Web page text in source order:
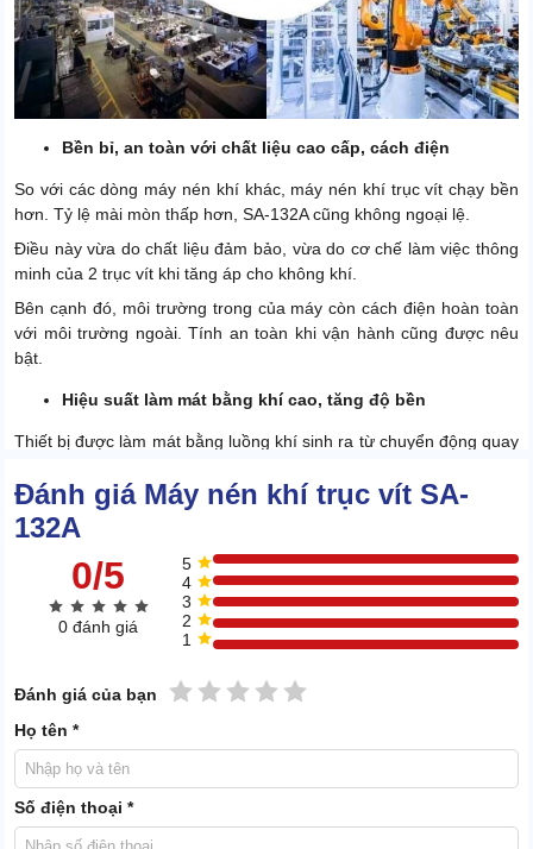
Bền bỉ, an toàn với chất liệu cao cấp, cách điện
So với các dòng máy nén khí khác, máy nén khí trục vít chạy bền
hơn. Tỷ lệ mài mòn thấp hơn, SA-132A cũng không ngoại lệ.
Điều này vừa do chất liệu đảm bảo, vừa do cơ chế làm việc thông
minh của 2 trục vít khi tăng áp cho không khí.
Bên cạnh đó, môi trường trong của máy còn cách điện hoàn toàn
với môi trường ngoài. Tính an toàn khi vận hành cũng được nêu
bật.
Hiệu suất làm mát bằng khí cao, tăng độ bền
Thiết bị được làm mát bằng luồng khí sinh ra từ chuyển động quay
Do nhận được nguồn lực lớn từ motor nên quạt quay khỏe, khí
mát sinh ra liên tục. Giúp hấp thụ triệt để lượng nhiệt tỏa ra khi
Các linh kiện của SA-132A không bị hun nóng bởi nguồn nhiệt này.
Hiện tượng chập cháy được loại trừ, độ bền máy càng được tăng
Đánh giá Máy nén khí trục vít SA-
132A
0/5
0 đánh giá
5
4
3
2
1
Đánh giá của bạn 5 sao
4 sao
3 sao
2 sao
1 sao
Họ tên *
Số điện thoại *